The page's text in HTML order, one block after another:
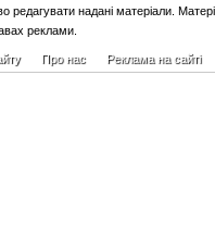
редагувати надані матеріали.
реклами.
Про нас Реклама на сайті